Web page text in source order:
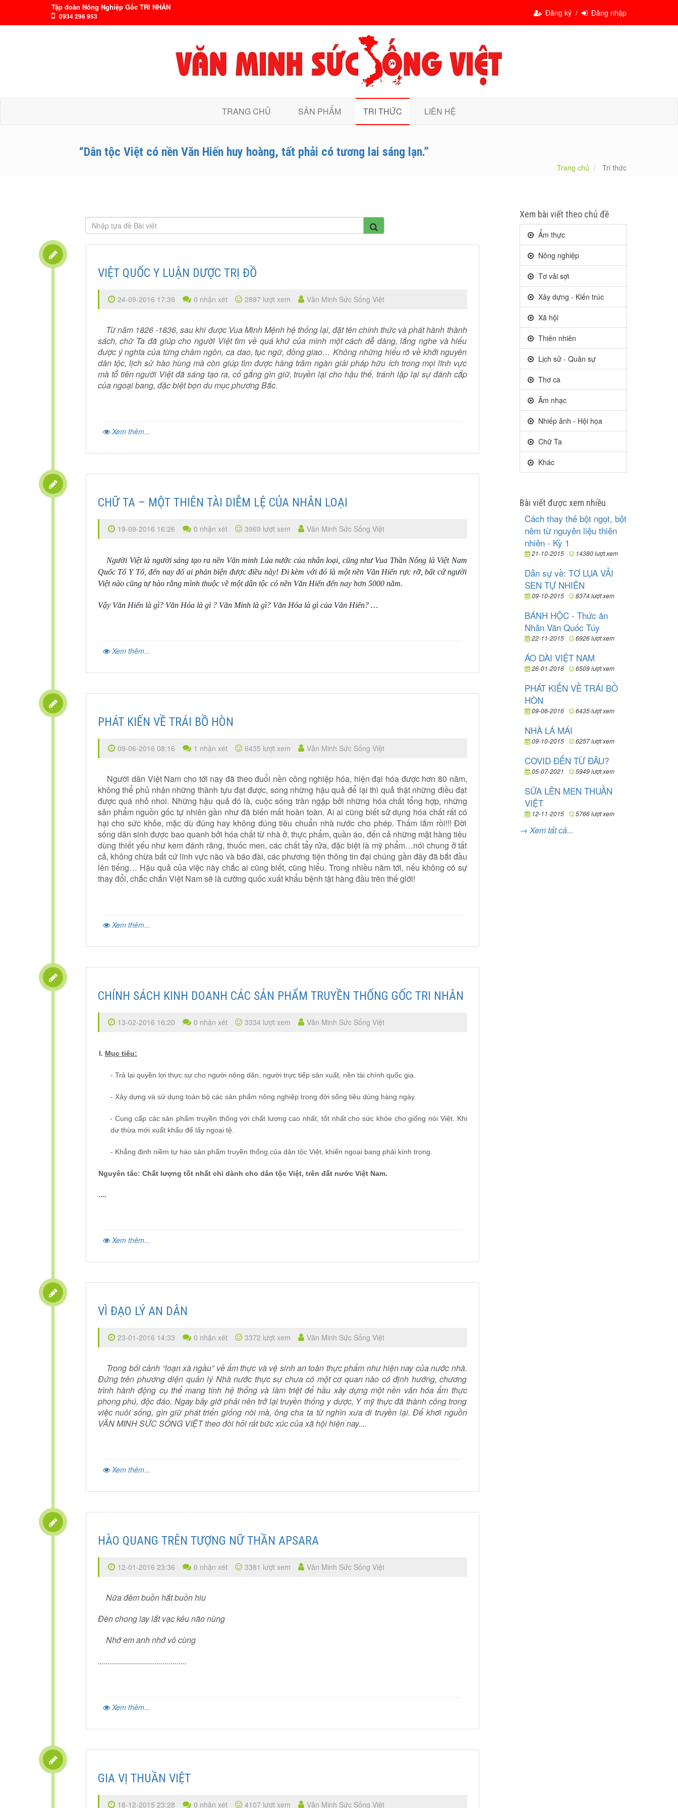
Tập đoàn Nông Nghiệp Gốc TRI NHÂN
0934 296 953 Đăng ký / Đăng nhập
TRANG CHỦ SẢN PHẨM TRI THỨC LIÊN HỆ
“Dân tộc Việt có nền Văn Hiến huy hoàng, tất phải có tương lai sáng lạn.”
Trang chủ Tri thức
VIỆT QUỐC Y LUẬN DƯỢC TRỊ ĐỒ
24-09-2016 17:39 0 nhận xét 2897 lượt xem Văn Minh Sức Sống Việt
Từ năm 1826 -1836, sau khi được Vua Minh Mệnh hệ thống lại, đặt tên chính thức và phát hành thành
sách, chữ Ta đã giúp cho người Việt tìm về quá khứ của mình một cách dễ dàng, lắng nghe và hiểu
được ý nghĩa của từng châm ngôn, ca dao, tục ngữ, đồng giao… Không những hiểu rõ về khởi nguyên
dân tộc, lịch sử hào hùng mà còn giúp tìm được hàng trăm ngàn giải pháp hữu ích trong mọi lĩnh vực
mà tổ tiên người Việt đã sáng tạo ra, cố gắng gìn giữ, truyền lại cho hậu thế, tránh lặp lại sự đánh cắp
của ngoại bang, đặc biệt bọn du mục phương Bắc.
Xem thêm...
CHỮ TA – MỘT THIÊN TÀI DIỄM LỆ CỦA NHÂN LOẠI
19-09-2016 16:26 0 nhận xét 3969 lượt xem Văn Minh Sức Sống Việt
Người Việt là người sáng tạo ra nền Văn minh Lúa nước của nhân loại, cũng như Vua Thần Nông là Việt Nam
Quốc Tổ Y Tổ, đến nay đố ai phản biện được điều này! Đi kèm với đó là một nền Văn Hiến rực rỡ, bất cứ người
Việt nào cũng tự hào rằng mình thuộc về một dân tộc có nền Văn Hiến đến nay hơn 5000 năm.
Vậy Văn Hiến là gì? Văn Hóa là gì ? Văn Minh là gì? Văn Hóa là gì của Văn Hiến? …
Xem thêm...
PHÁT KIẾN VỀ TRÁI BỒ HÒN
09-06-2016 08:16 1 nhận xét 6435 lượt xem Văn Minh Sức Sống Việt
Người dân Việt Nam cho tới nay đã theo đuổi nền công nghiệp hóa, hiện đại hóa được hơn 80 năm,
không thể phủ nhận những thành tựu đạt được, song những hậu quả để lại thì quả thật những điều đạt
được quá nhỏ nhoi. Những hậu quả đó là, cuộc sống tràn ngập bởi những hóa chất tổng hợp, những
sản phẩm nguồn gốc tự nhiên gần như đã biến mất hoàn toàn. Ai ai cũng biết sử dụng hóa chất rất có
hại cho sức khỏe, mặc dù đúng hay không đúng tiêu chuẩn nhà nước cho phép. Thấm lắm rồi!!! Đời
sống dân sinh được bao quanh bởi hóa chất từ nhà ở, thực phẩm, quần áo, đến cả những mặt hàng tiêu
dùng thiết yếu như kem đánh răng, thuốc men, các chất tẩy rửa, đặc biệt là mỹ phẩm…nói chung ở tất
cả, không chừa bất cứ lĩnh vực nào và báo đài, các phương tiện thông tin đại chúng gần đây đã bắt đầu
lên tiếng… Hậu quả của việc này chắc ai cũng biết, cũng hiểu. Trong nhiều năm tới, nếu không có sự
thay đổi, chắc chắn Việt Nam sẽ là cường quốc xuất khẩu bệnh tật hàng đầu trên thế giới!
Xem thêm...
CHÍNH SÁCH KINH DOANH CÁC SẢN PHẨM TRUYỀN THỐNG GỐC TRI NHÂN
13-02-2016 16:20 0 nhận xét 3334 lượt xem Văn Minh Sức Sống Việt
I. Mục tiêu:
- Trả lại quyền lợi thực sự cho người nông dân, người trực tiếp sản xuất, nền tài chính quốc gia.
- Xây dựng và sử dụng toàn bộ các sản phẩm nông nghiệp trong đời sống tiêu dùng hàng ngày.
-Cung cấp các sản phẩm truyền thống với chất lượng cao nhất, tốt nhất cho sức khỏe cho giống nòi Việt. Khi
dư thừa mới xuất khẩu để lấy ngoại tệ.
- Khẳng định niềm tự hào sản phẩm truyền thống của dân tộc Việt, khiến ngoại bang phải kính trọng.
Nguyên tắc: Chất lượng tốt nhất chỉ dành cho dân tộc Việt, trên đất nước Việt Nam.
....
Xem thêm...
VÌ ĐẠO LÝ AN DÂN
23-01-2016 14:33 0 nhận xét 3372 lượt xem Văn Minh Sức Sống Việt
Trong bối cảnh “loạn xà ngầu” về ẩm thực và vệ sinh an toàn thực phẩm như hiện nay của nước nhà.
Đứng trên phương diện quản lý Nhà nước thực sự chưa có một cơ quan nào có định hướng, chương
trình hành động cụ thể mang tính hệ thống và làm triệt để hầu xây dựng một nền văn hóa ẩm thực
phong phú, độc đáo. Ngay bây giờ phải nên trở lại truyền thống y dược, Y mỹ thực đã thành công trong
việc nuôi sống, gìn giữ phát triển giống nòi mà, ông cha ta từ nghìn xưa di truyền lại. Để khơi nguồn
VĂN MINH SỨC SỐNG VIỆT theo đòi hỏi rất bức xúc của xã hội hiện nay....
Xem thêm...
HÀO QUANG TRÊN TƯỢNG NỮ THẦN APSARA
12-01-2016 23:36 0 nhận xét 3381 lượt xem Văn Minh Sức Sống Việt
Nữa đêm buồn hắt buồn hiu
Đèn chong lay lắt vạc kêu não nùng
Nhớ em anh nhớ vô cùng
............................................
Xem thêm...
GIA VỊ THUẦN VIỆT
18-12-2015 23:28 0 nhận xét 4107 lượt xem Văn Minh Sức Sống Việt
Xem bài viết theo chủ đề
Ẩm thực
Nông nghiệp
Tơ vải sợi
Xây dựng - Kiến trúc
Xã hội
Thiên nhiên
Lịch sử - Quân sự
Thơ ca
Âm nhạc
Nhiếp ảnh - Hội họa
Chữ Ta
Khác
Bài viết được xem nhiều
Cách thay thế bột ngọt, bột
nêm từ nguyên liệu thiên
nhiên - Kỳ 1
21-10-2015 14380 lượt xem
Dẫn sự về: TƠ LỤA VẢI
SEN TỰ NHIÊN
09-10-2015 8374 lượt xem
BÁNH HỘC - Thức ăn
Nhân Văn Quốc Túy
22-11-2015 6926 lượt xem
ÁO DÀI VIỆT NAM
26-01-2016 6509 lượt xem
PHÁT KIẾN VỀ TRÁI BỒ
HÒN
09-06-2016 6435 lượt xem
NHÀ LÁ MÁI
09-10-2015 6257 lượt xem
COVID ĐẾN TỪ ĐÂU?
05-07-2021 5949 lượt xem
SỮA LÊN MEN THUẦN
VIỆT
12-11-2015 5766 lượt xem
→ Xem tất cả...